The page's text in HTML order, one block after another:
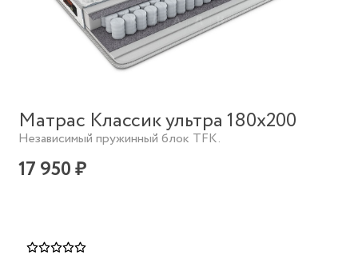
Матрас Классик ультра 180х200
Независимый пружинный блок TFK.
17 950 ₽